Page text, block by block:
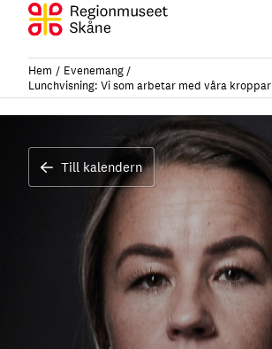
Hoppa
Hem
Evenemang
Lunchvisning: Vi som arbetar med våra kroppar
Till kalendern